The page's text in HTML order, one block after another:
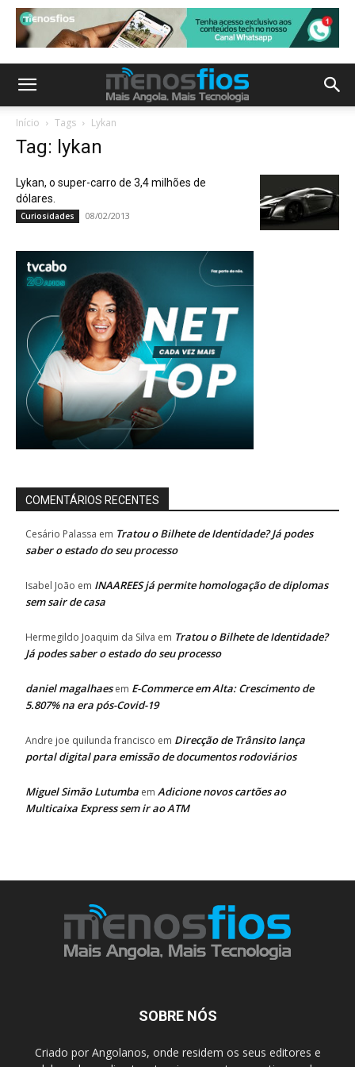
Início Tags Lykan
Tag: lykan
Lykan, o super-carro de 3,4 milhões de
dólares.
Curiosidades 08/02/2013
COMENTÁRIOS RECENTES
Cesário Palassa em Tratou o Bilhete de Identidade? Já podes
saber o estado do seu processo
Isabel João em INAAREES já permite homologação de diplomas
sem sair de casa
Hermegildo Joaquim da Silva em Tratou o Bilhete de Identidade?
Já podes saber o estado do seu processo
daniel magalhaesem E-Commerce em Alta: Crescimento de
5.807% na era pós-Covid-19
Andre joe quilunda francisco em Direcção de Trânsito lança
portal digital para emissão de documentos rodoviários
Miguel Simão Lutumba em Adicione novos cartões ao
Multicaixa Express sem ir ao ATM
SOBRE NÓS
Criado por Angolanos, onde residem os seus editores e